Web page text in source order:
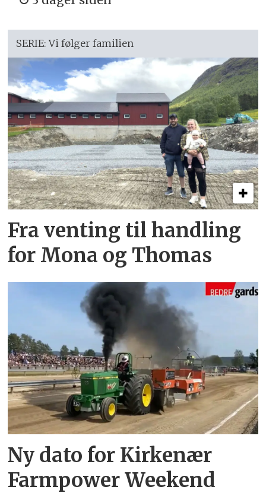
SERIE: Vi følger familien
Fra venting til handling
for Mona og Thomas
Ny dato for Kirkenær
Farmpower Weekend